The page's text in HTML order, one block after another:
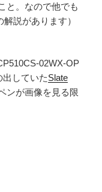
と。なので他でも
説があります）
02WX-OP
していたSlate
ンが画像を見る限